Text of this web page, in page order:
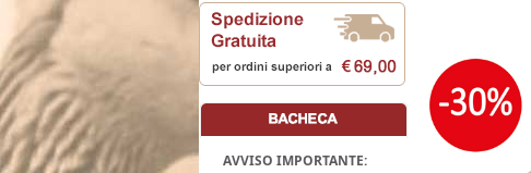
AVVISO IMPORTANTE: